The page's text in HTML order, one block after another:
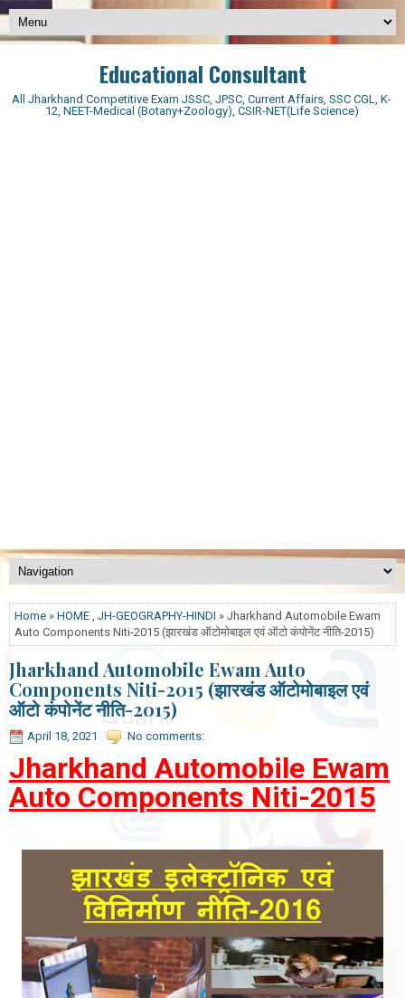
Educational Consultant
All Jharkhand Competitive Exam JSSC, JPSC, Current Affairs, SSC CGL, K-
12, NEET-Medical (Botany+Zoology), CSIR-NET(Life Science)
Home » HOME , JH-GEOGRAPHY-HINDI » Jharkhand Automobile Ewam
Auto Components Niti-2015 (झारखंड ऑटोमोबाइल एवं ऑटो कंपोनेंट नीति-2015)
Jharkhand Automobile Ewam Auto
Components Niti-2015 (झारखंड ऑटोमोबाइल एवं
ऑटो कंपोनेंट नीति-2015)
April 18, 2021 No comments:
Jharkhand Automobile Ewam
Auto Components Niti-2015